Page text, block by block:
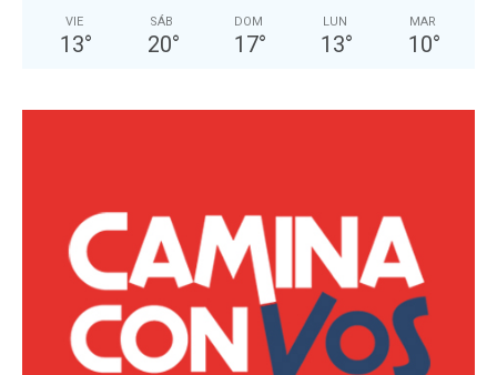
VIE
13°
SÁB
20°
DOM
17°
LUN
13°
MAR
10°